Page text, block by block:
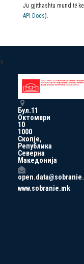
Ju gjithashtu mund të
API Docs).
a
Бул.11
Октомври
10
1000
Скопје,
Република
Северна
Македонија
www.sobranie.mk